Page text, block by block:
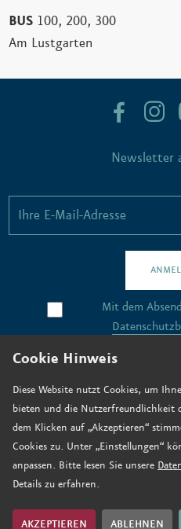
Cookie Hinweis
Diese Website nutzt Cookies, um
bieten und die Nutzerfreundlichkeit
dem Klicken auf „Akzeptieren“
Cookies zu. Unter „Einstellungen“
anpassen. Bitte lesen Sie unsere
Details zu erfahren.
AKZEPTIEREN ABLEHNEN
BUS 100, 200, 300
Am Lustgarten
Newsletter
Mit dem
Jetzt